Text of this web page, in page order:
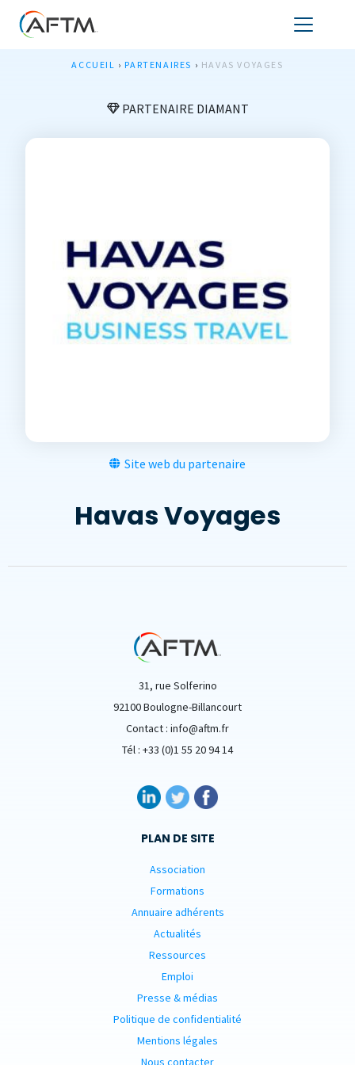
ACCUEIL › PARTENAIRES › HAVAS VOYAGES
PARTENAIRE DIAMANT
Site web du partenaire
Havas Voyages
31, rue Solferino
92100 Boulogne-Billancourt
Contact : info@aftm.fr
Tél : +33 (0)1 55 20 94 14
PLAN DE SITE
Association
Formations
Annuaire adhérents
Actualités
Ressources
Emploi
Presse & médias
Politique de confidentialité
Mentions légales
Nous contacter